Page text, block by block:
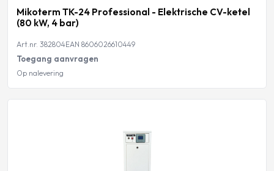
Mikoterm TK-24 Professional - Elektrische CV-ketel
(80 kW, 4 bar)
Art.nr. 382804EAN 8606026610449
Toegang aanvragen
Op nalevering